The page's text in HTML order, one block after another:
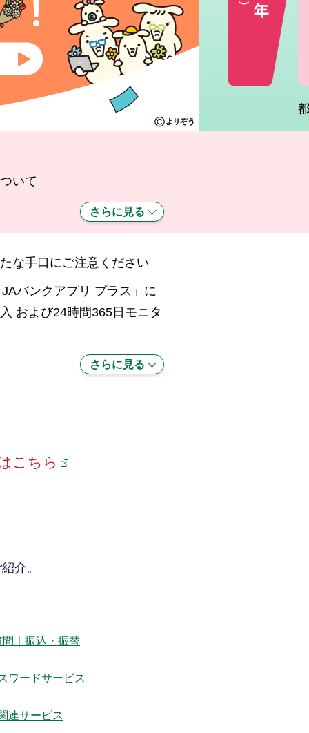
いて
さらに見る
な手口にご注意ください
バンクアプリ プラス」に
および24時間365日モニタ
さらに見る
こちら
介。
｜振込・振替
ワードサービス
連サービス